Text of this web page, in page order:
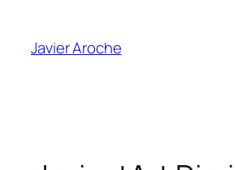
content
Javier Aroche